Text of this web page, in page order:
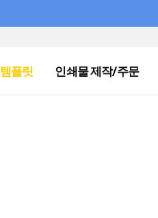
템플릿 인쇄물 제작/주문